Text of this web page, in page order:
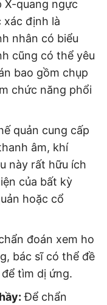
X-quang ngực
xác định là
nhân có biểu
cũng có thể yêu
bao gồm chụp
chức năng phổi
quản cung cấp
âm, khí
này rất hữu ích
của bất kỳ
hoặc cổ
đoán xem ho
bác sĩ có thể đề
tìm dị ứng.
Để chẩn